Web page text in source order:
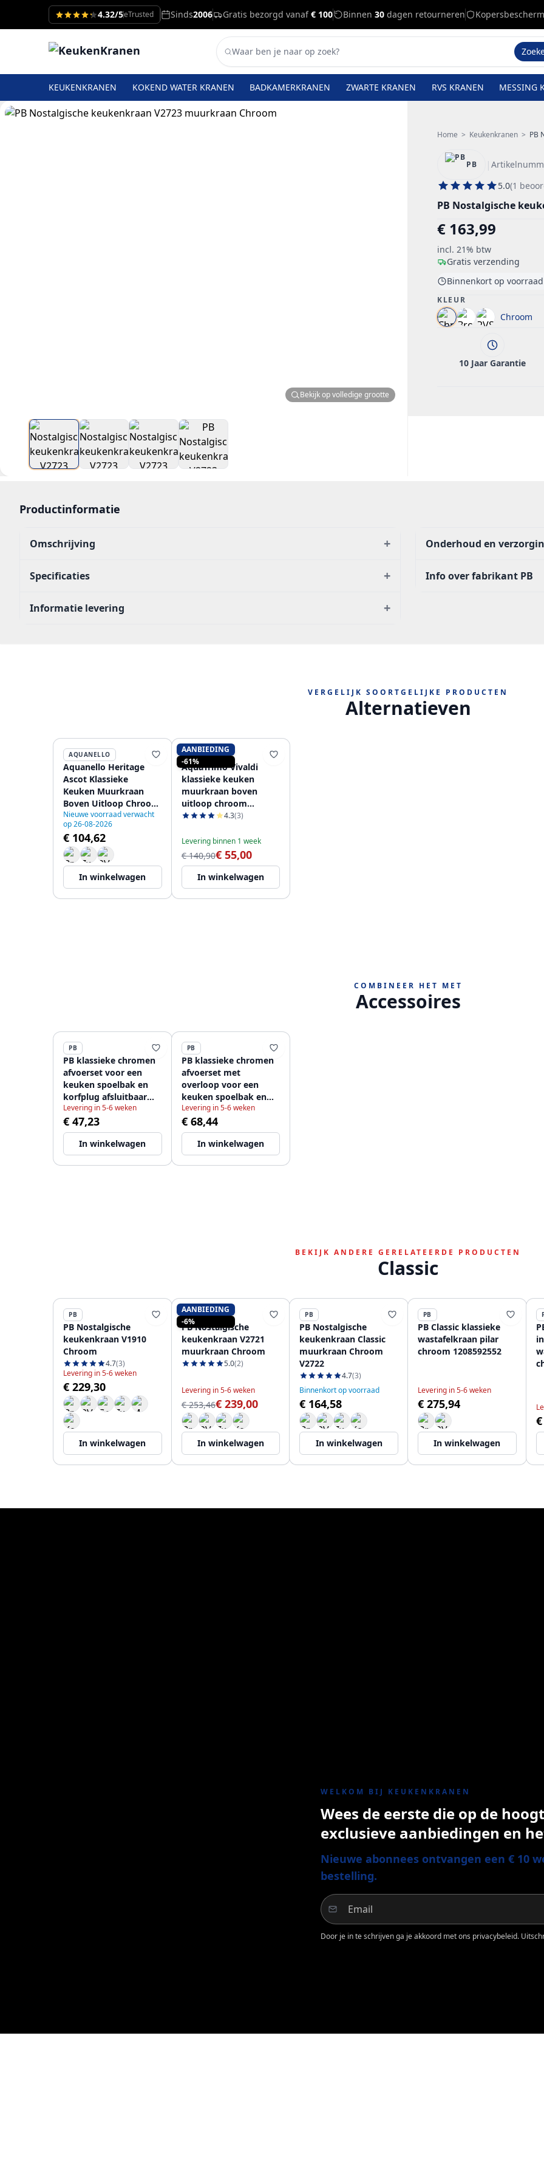
4.32/5eTrusted Sinds2006 Gratis bezorgd vanaf€ 100 Binnen 30 dagen retourneren
KEUKENKRANEN KOKEND WATER KRANEN BADKAMERKRANEN ZWARTE KRANEN RVS KRANEN MESSING
Bekijk op volledige grootte
Home > Keukenkranen > PB
PB |
5.0(1
PB Nostalgische
€ 163,99
incl. 21% btw
Gratis verzending
Binnenkort op voorraad
KLEUR
Chroom
10 Jaar Garantie
Productinformatie
Omschrijving +
Specificaties +
Informatie levering +
Onderhoud en
Info over fabrikant PB
VERGELIJK SOORTGELIJKE PRODUCTEN
Alternatieven
AQUANELLO
Aquanello Heritage
Ascot Klassieke
Keuken Muurkraan
Boven Uitloop Chroom
CR-4110-HA
Nieuwe voorraad verwacht
op 26-08-2026
€ 104,62
In winkelwagen
AANBIEDING
-61%
AQUATRIMO
AquaTrimo Vivaldi
klassieke keuken
muurkraan boven
uitloop chroom
21VV7066CM
4.3(3)
Levering binnen 1 week
€ 140,90€ 55,00
In winkelwagen
COMBINEER HET MET
Accessoires
PB
PB klassieke chromen
afvoerset voor een
keuken spoelbak en
korfplug afsluitbaar
1208956473
Levering in 5-6 weken
€ 47,23
In winkelwagen
PB
PB klassieke chromen
afvoerset met
overloop voor een
keuken spoelbak en
korfplug chroom
afsluitbaar 1208956480
Levering in 5-6 weken
€ 68,44
In winkelwagen
BEKIJK ANDERE GERELATEERDE PRODUCTEN
Classic
PB
PB Nostalgische
keukenkraan V1910
Chroom
4.7(3)
Levering in 5-6 weken
€ 229,30
In winkelwagen
AANBIEDING
-6%
PB
PB Nostalgische
keukenkraan V2721
muurkraan Chroom
5.0(2)
Levering in 5-6 weken
€ 253,46€ 239,00
In winkelwagen
PB
PB Nostalgische
keukenkraan Classic
muurkraan Chroom
V2722
4.7(3)
Binnenkort op voorraad
€ 164,58
In winkelwagen
PB
PB Classic klassieke
wastafelkraan pilar
chroom 1208592552
Levering in 5-6 weken
€ 275,94
In winkelwagen
WELKOM BIJ KEUKENKRANEN
Wees de eerste die op de
exclusieve aanbiedingen en
Nieuwe abonnees ontvangen een € 10
bestelling.
Door je in te schrijven ga je akkoord met ons privacybeleid.